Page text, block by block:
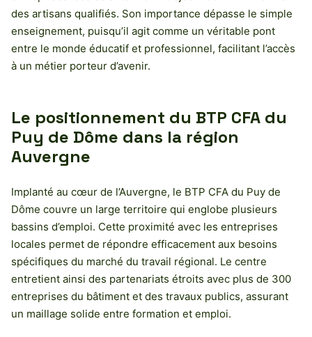
des artisans qualifiés. Son importance dépasse le simple
enseignement, puisqu’il agit comme un véritable pont
entre le monde éducatif et professionnel, facilitant l’accès
à un métier porteur d’avenir.
Le positionnement du BTP CFA du
Puy de Dôme dans la région
Auvergne
Implanté au cœur de l’Auvergne, le BTP CFA du Puy de
Dôme couvre un large territoire qui englobe plusieurs
bassins d’emploi. Cette proximité avec les entreprises
locales permet de répondre efficacement aux besoins
spécifiques du marché du travail régional. Le centre
entretient ainsi des partenariats étroits avec plus de 300
entreprises du bâtiment et des travaux publics, assurant
un maillage solide entre formation et emploi.